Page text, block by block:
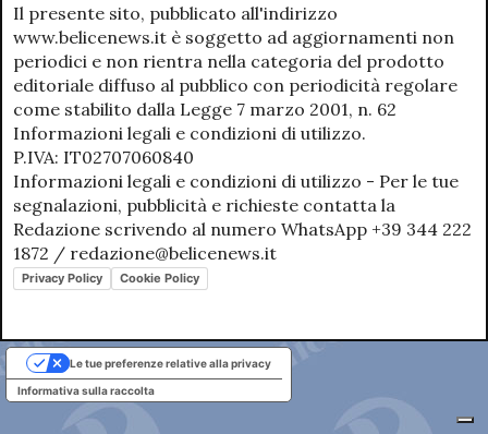
Il presente sito, pubblicato all'indirizzo
www.belicenews.it è soggetto ad aggiornamenti non
periodici e non rientra nella categoria del prodotto
editoriale diffuso al pubblico con periodicità regolare
come stabilito dalla Legge 7 marzo 2001, n. 62
Informazioni legali e condizioni di utilizzo.
P.IVA: IT02707060840
Informazioni legali e condizioni di utilizzo - Per le tue
segnalazioni, pubblicità e richieste contatta la
Redazione scrivendo al numero WhatsApp +39 344 222
1872 / redazione@belicenews.it
Privacy Policy Cookie Policy
Informativa sulla raccolta
Le tue preferenze relative alla privacy